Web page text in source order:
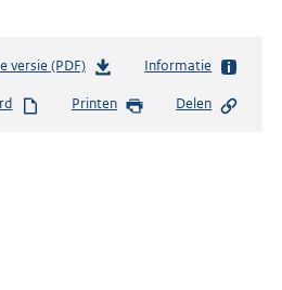
versie (PDF)b
s
Informatie
Printen Delen